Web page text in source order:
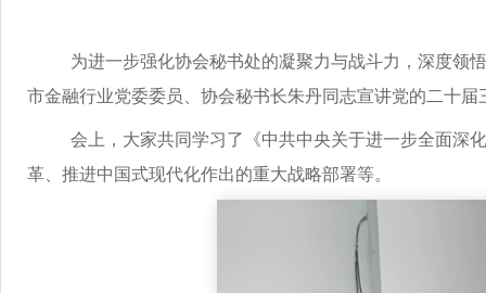
为进一步强化协会秘书处的凝聚力与战斗力，深度领悟
市金融行业党委委员、协会秘书长朱丹同志宣讲党的二十
会上，大家共同学习了《中共中央关于进一步全面深化
革、推进中国式现代化作出的重大战略部署等。